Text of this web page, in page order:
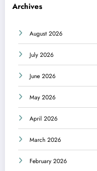
Archives
August 2026
July 2026
June 2026
May 2026
April 2026
March 2026
February 2026